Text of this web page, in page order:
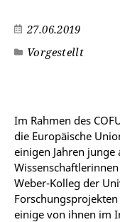
27.06.2019
Vorgestellt
Im Rahmen des
die Europäische
einigen Jahren
Weber-Kolleg der
einige von ihnen im